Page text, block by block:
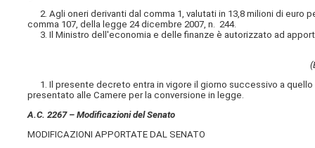
2. Agli oneri derivanti dal comma 1, valutati in 13,8 milioni di euro
comma 107, della legge 24 dicembre 2007, n. 244.
3. Il Ministro dell'economia e delle finanze è autorizzato ad
1. Il presente decreto entra in vigore il giorno successivo a
presentato alle Camere per la conversione in legge.
A.C. 2267 – Modificazioni del Senato
MODIFICAZIONI APPORTATE DAL SENATO